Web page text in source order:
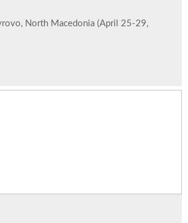
North Macedonia (April 25-29,